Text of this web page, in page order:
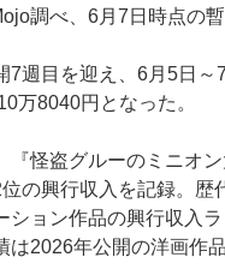
調べ、6月7日時点の暫
週目を迎え、6月5日～
万8040円となった。
怪盗グルーのミニオ
の興行収入を記録。歴
ション作品の興行収入
は2026年公開の洋画作